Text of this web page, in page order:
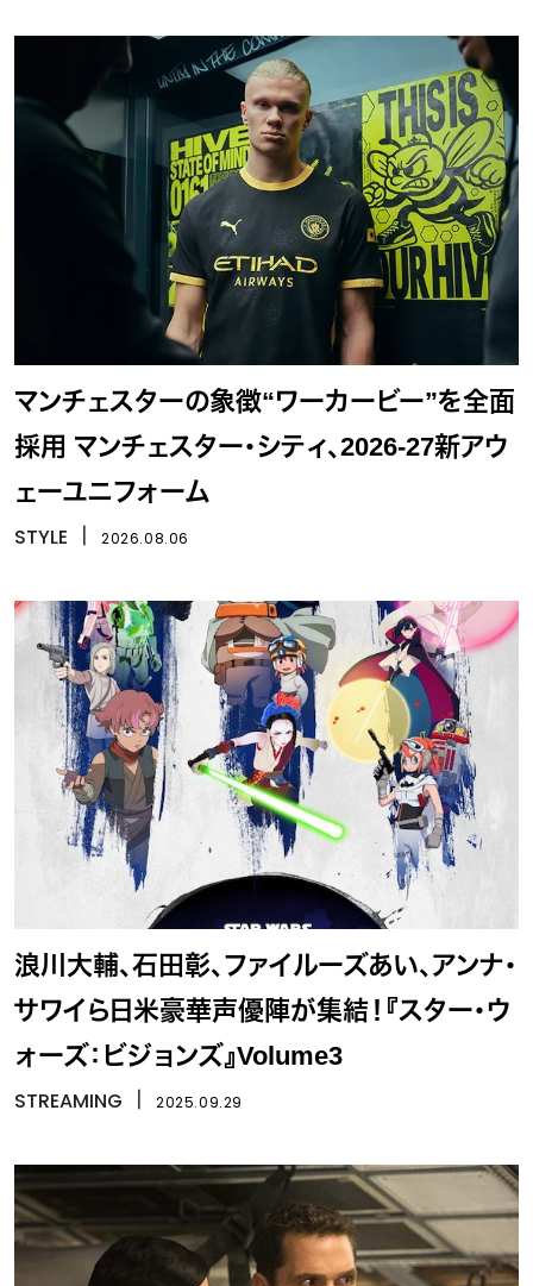
マンチェスターの象徴“ワーカービー”を全面
採用 マンチェスター・シティ、2026-27新アウ
ェーユニフォーム
STYLE 2026.08.06
浪川大輔、石田彰、ファイルーズあい、アンナ・
サワイら日米豪華声優陣が集結！『スター・ウ
ォーズ：ビジョンズ』Volume3
STREAMING 2025.09.29